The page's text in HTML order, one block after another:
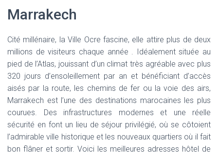
Marrakech
Cité millénaire, la Ville Ocre fascine, elle attire plus de deux
millions de visiteurs chaque année . Idéalement située au
pied de l’Atlas, jouissant d’un climat très agréable avec plus
320 jours d’ensoleillement par an et bénéficiant d’accès
aisés par la route, les chemins de fer ou la voie des airs,
Marrakech est l’une des destinations marocaines les plus
courues. Des infrastructures modernes et une réelle
sécurité en font un lieu de séjour privilégié, où se côtoient
l’admirable ville historique et les nouveaux quartiers où il fait
bon flâner et sortir. Voici les meilleures adresses hôtel de